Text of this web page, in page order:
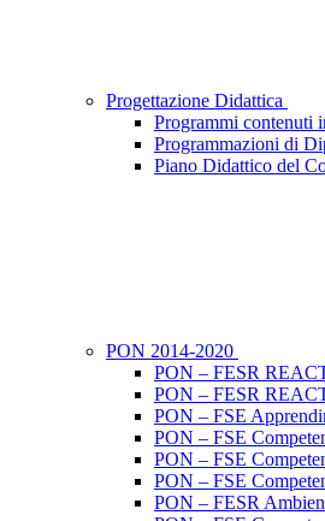
Progettazione Didattica
Programmi contenuti
Programmazioni di
Piano Didattico del
PON 2014-2020
PON – FESR
PON – FESR
PON – FSE
PON – FSE
PON – FSE
PON – FSE
PON – FESR